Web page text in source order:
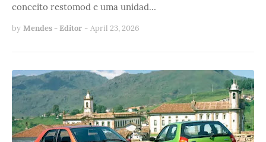
conceito restomod e uma unidad…
by Mendes - Editor - April 23, 2026